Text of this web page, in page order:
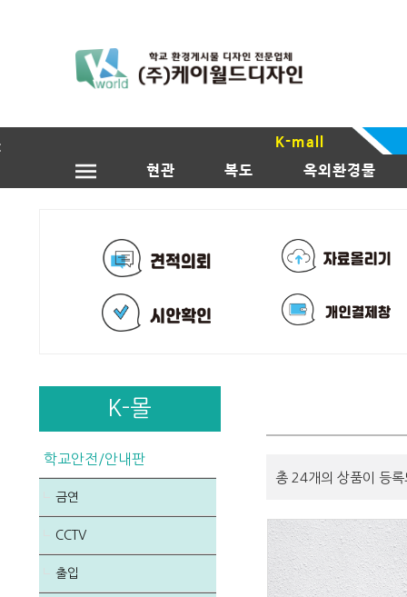
K-mall
현관
복도 옥외환경물
K-몰
학교안전/안내판
금연
CCTV
출입
총 24개의 상품이 등